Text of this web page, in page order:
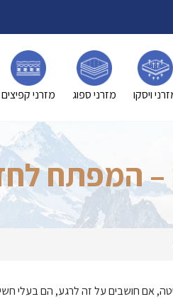
ויסקו מזרני ספוג מזרני קפיצים
– המפתח
אם חושבים על זה לרגע, הם בעלי